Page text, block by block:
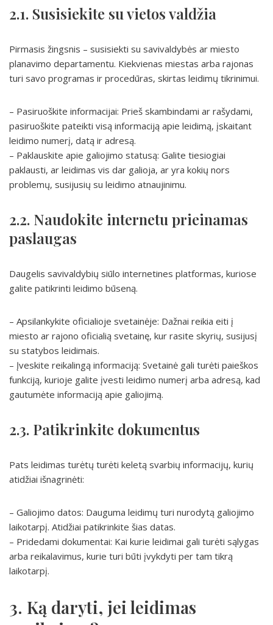
2.1. Susisiekite su vietos valdžia
Pirmasis žingsnis – susisiekti su savivaldybės ar miesto
planavimo departamentu. Kiekvienas miestas arba rajonas
turi savo programas ir procedūras, skirtas leidimų tikrinimui.
– Pasiruoškite informacijai: Prieš skambindami ar rašydami,
pasiruoškite pateikti visą informaciją apie leidimą, įskaitant
leidimo numerį, datą ir adresą.
– Paklauskite apie galiojimo statusą: Galite tiesiogiai
paklausti, ar leidimas vis dar galioja, ar yra kokių nors
problemų, susijusių su leidimo atnaujinimu.
2.2. Naudokite internetu prieinamas
paslaugas
Daugelis savivaldybių siūlo internetines platformas, kuriose
galite patikrinti leidimo būseną.
– Apsilankykite oficialioje svetainėje: Dažnai reikia eiti į
miesto ar rajono oficialią svetainę, kur rasite skyrių, susijusį
su statybos leidimais.
– Įveskite reikalingą informaciją: Svetainė gali turėti paieškos
funkciją, kurioje galite įvesti leidimo numerį arba adresą, kad
gautumėte informaciją apie galiojimą.
2.3. Patikrinkite dokumentus
Pats leidimas turėtų turėti keletą svarbių informacijų, kurių
atidžiai išnagrinėti:
– Galiojimo datos: Dauguma leidimų turi nurodytą galiojimo
laikotarpį. Atidžiai patikrinkite šias datas.
– Pridedami dokumentai: Kai kurie leidimai gali turėti sąlygas
arba reikalavimus, kurie turi būti įvykdyti per tam tikrą
laikotarpį.
3. Ką daryti, jei leidimas